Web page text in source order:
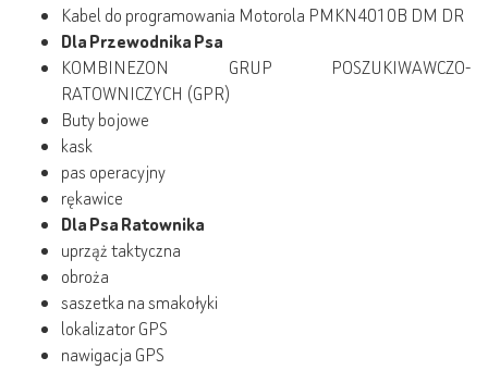
Kabel do programowania Motorola PMKN4010B DM DR
Dla Przewodnika Psa
KOMBINEZON GRUP POSZUKIWAWCZO-
RATOWNICZYCH (GPR)
Buty bojowe
kask
pas operacyjny
rękawice
Dla Psa Ratownika
uprząż taktyczna
obroża
saszetka na smakołyki
lokalizator GPS
nawigacja GPS